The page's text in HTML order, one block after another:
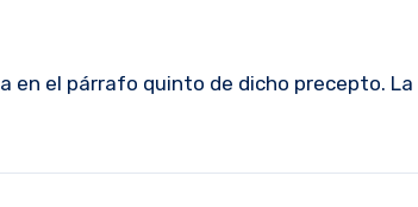
en el párrafo quinto de dicho precepto. La